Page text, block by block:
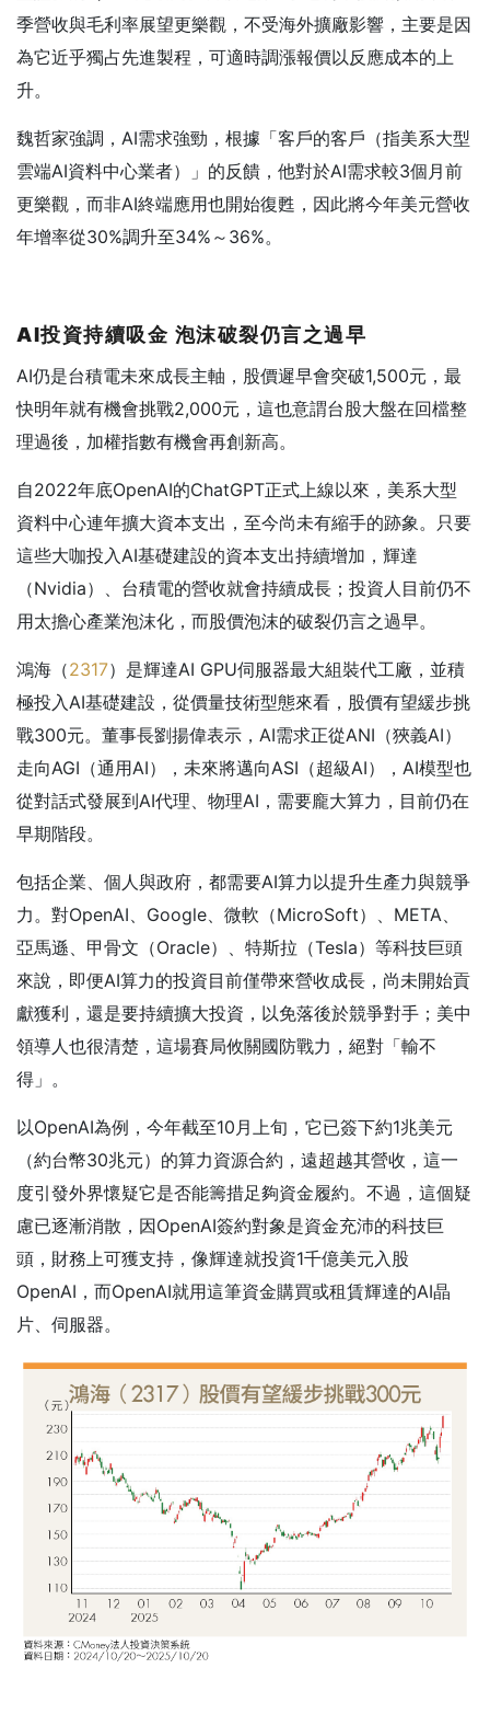
季營收與毛利率展望更樂觀，不受海外擴廠影響，主要是因
為它近乎獨占先進製程，可適時調漲報價以反應成本的上
升。
魏哲家強調，AI需求強勁，根據「客戶的客戶（指美系大型
雲端AI資料中心業者）」的反饋，他對於AI需求較3個月前
更樂觀，而非AI終端應用也開始復甦，因此將今年美元營收
年增率從30%調升至34%～36%。
AI投資持續吸金 泡沫破裂仍言之過早
AI仍是台積電未來成長主軸，股價遲早會突破1,500元，最
快明年就有機會挑戰2,000元，這也意謂台股大盤在回檔整
理過後，加權指數有機會再創新高。
自2022年底OpenAI的ChatGPT正式上線以來，美系大型
資料中心連年擴大資本支出，至今尚未有縮手的跡象。只要
這些大咖投入AI基礎建設的資本支出持續增加，輝達
（Nvidia）、台積電的營收就會持續成長；投資人目前仍不
用太擔心產業泡沫化，而股價泡沫的破裂仍言之過早。
鴻海（2317）是輝達AI GPU伺服器最大組裝代工廠，並積
極投入AI基礎建設，從價量技術型態來看，股價有望緩步挑
戰300元。董事長劉揚偉表示，AI需求正從ANI（狹義AI）
走向AGI（通用AI），未來將邁向ASI（超級AI），AI模型也
從對話式發展到AI代理、物理AI，需要龐大算力，目前仍在
早期階段。
包括企業、個人與政府，都需要AI算力以提升生產力與競爭
力。對OpenAI、Google、微軟（MicroSoft）、META、
亞馬遜、甲骨文（Oracle）、特斯拉（Tesla）等科技巨頭
來說，即便AI算力的投資目前僅帶來營收成長，尚未開始貢
獻獲利，還是要持續擴大投資，以免落後於競爭對手；美中
領導人也很清楚，這場賽局攸關國防戰力，絕對「輸不
得」。
以OpenAI為例，今年截至10月上旬，它已簽下約1兆美元
（約台幣30兆元）的算力資源合約，遠超越其營收，這一
度引發外界懷疑它是否能籌措足夠資金履約。不過，這個疑
慮已逐漸消散，因OpenAI簽約對象是資金充沛的科技巨
頭，財務上可獲支持，像輝達就投資1千億美元入股
OpenAI，而OpenAI就用這筆資金購買或租賃輝達的AI晶
片、伺服器。